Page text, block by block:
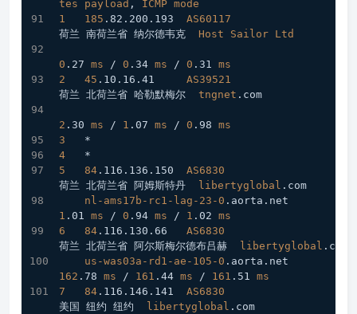
tes payload , ICMP mode
1
185 .82 .200 .193
AS60117
荷兰 南荷兰省 纳尔德韦克 Host Sailor Ltd
0 .27 ms / 0 .34 ms / 0 .31
ms
2
45 .10 .16 .41
AS39521
荷兰 北荷兰省 哈勒默梅尔 tngnet .com
2 .30 ms / 1 .07 ms / 0 .98 ms
3
   *
4
   *
5
84 .116 .136 .150
AS6830
荷兰 北荷兰省 阿姆斯特丹
libertyglobal .com
nl-ams17b-rc1-lag-23-0 .aorta .net
1 .01 ms / 0 .94 ms / 1 .02 ms
6
84 .116 .130 .66
AS6830
荷兰 北荷兰省 阿尔斯梅尔德布吕赫
libertyglobal .com
us-was03a-rd1-ae-105-0 .aorta .net
162 .78 ms / 161 .44 ms / 161 .51
ms
7
84 .116 .146 .141
AS6830
美国 纽约 纽约
libertyglobal .com